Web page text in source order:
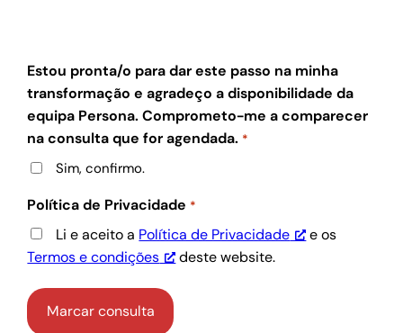
Estou pronta/o para dar este passo na minha
transformação e agradeço a disponibilidade da
equipa Persona. Comprometo-me a comparecer
na consulta que for agendada. *
Sim, confirmo.
Política de Privacidade *
Li e aceito a Política de Privacidade
e os
Termos e condições
deste website.